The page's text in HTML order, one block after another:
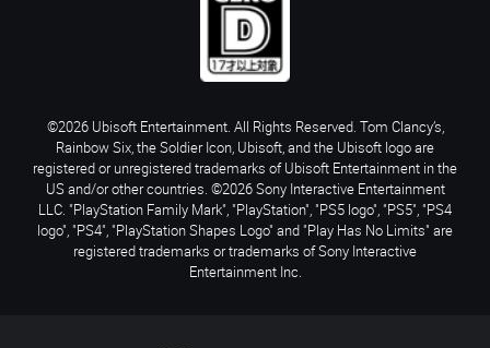
©2026 Ubisoft Entertainment. All Rights Reserved. Tom Clancy’s,
Rainbow Six, the Soldier Icon, Ubisoft, and the Ubisoft logo are
registered or unregistered trademarks of Ubisoft Entertainment in the
US and/or other countries. ©2026 Sony Interactive Entertainment
LLC. "PlayStation Family Mark", "PlayStation", "PS5 logo", "PS5", "PS4
logo", "PS4", "PlayStation Shapes Logo" and "Play Has No Limits" are
registered trademarks or trademarks of Sony Interactive
Entertainment Inc.